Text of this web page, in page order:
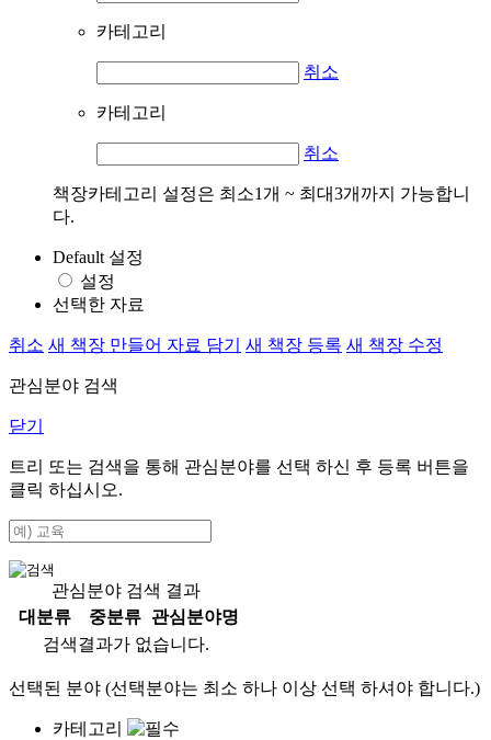
카테고리
취소
카테고리
취소
책장카테고리 설정은 최소1개 ~ 최대3개까지 가능합니
다.
Default 설정
설정
선택한 자료
취소 새 책장 만들어 자료 담기 새 책장 등록 새 책장 수정
관심분야 검색
닫기
트리 또는 검색을 통해 관심분야를 선택 하신 후 등록 버튼을
클릭 하십시오.
관심분야 검색 결과
대분류
중분류
관심분야명
검색결과가 없습니다.
선택된 분야 (선택분야는 최소 하나 이상 선택 하셔야 합니다.)
카테고리